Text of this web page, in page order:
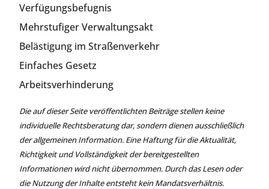
Verfügungsbefugnis
Mehrstufiger Verwaltungsakt
Belästigung im Straßenverkehr
Einfaches Gesetz
Arbeitsverhinderung
Die auf dieser Seite veröffentlichten Beiträge stellen keine
individuelle Rechtsberatung dar, sondern dienen ausschließlich
der allgemeinen Information. Eine Haftung für die Aktualität,
Richtigkeit und Vollständigkeit der bereitgestellten
Informationen wird nicht übernommen. Durch das Lesen oder
die Nutzung der Inhalte entsteht kein Mandatsverhältnis.